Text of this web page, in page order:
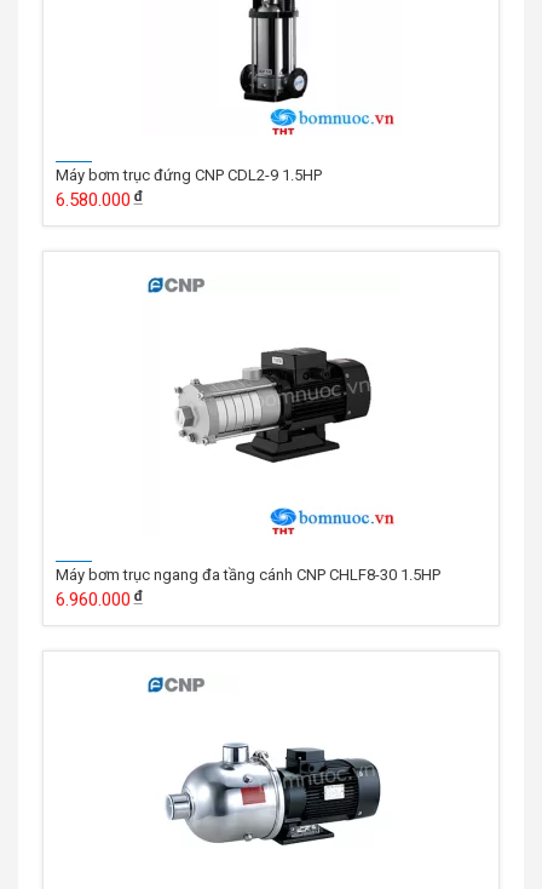
Máy bơm trục đứng CNP CDL2-9 1.5HP
6.580.000
Máy bơm trục ngang đa tầng cánh CNP CHLF8-30 1.5HP
6.960.000